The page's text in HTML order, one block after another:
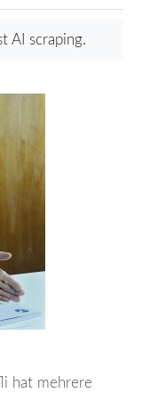
AI scraping.
hat mehrere